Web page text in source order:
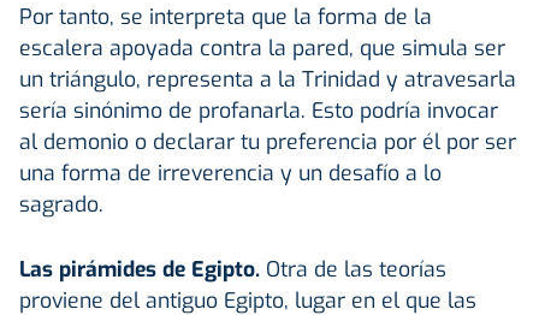
Por tanto, se interpreta que la forma de la
escalera apoyada contra la pared, que simula ser
un triángulo, representa a la Trinidad y atravesarla
sería sinónimo de profanarla. Esto podría invocar
al demonio o declarar tu preferencia por él por ser
una forma de irreverencia y un desafío a lo
sagrado.
Las pirámides de Egipto. Otra de las teorías
proviene del antiguo Egipto, lugar en el que las